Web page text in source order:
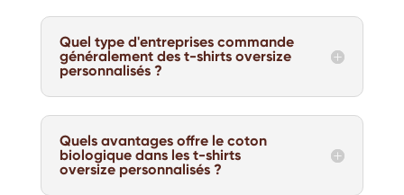
Quel type d'entreprises commande
généralement des t-shirts oversize
personnalisés ?
Quels avantages offre le coton
biologique dans les t-shirts
oversize personnalisés ?